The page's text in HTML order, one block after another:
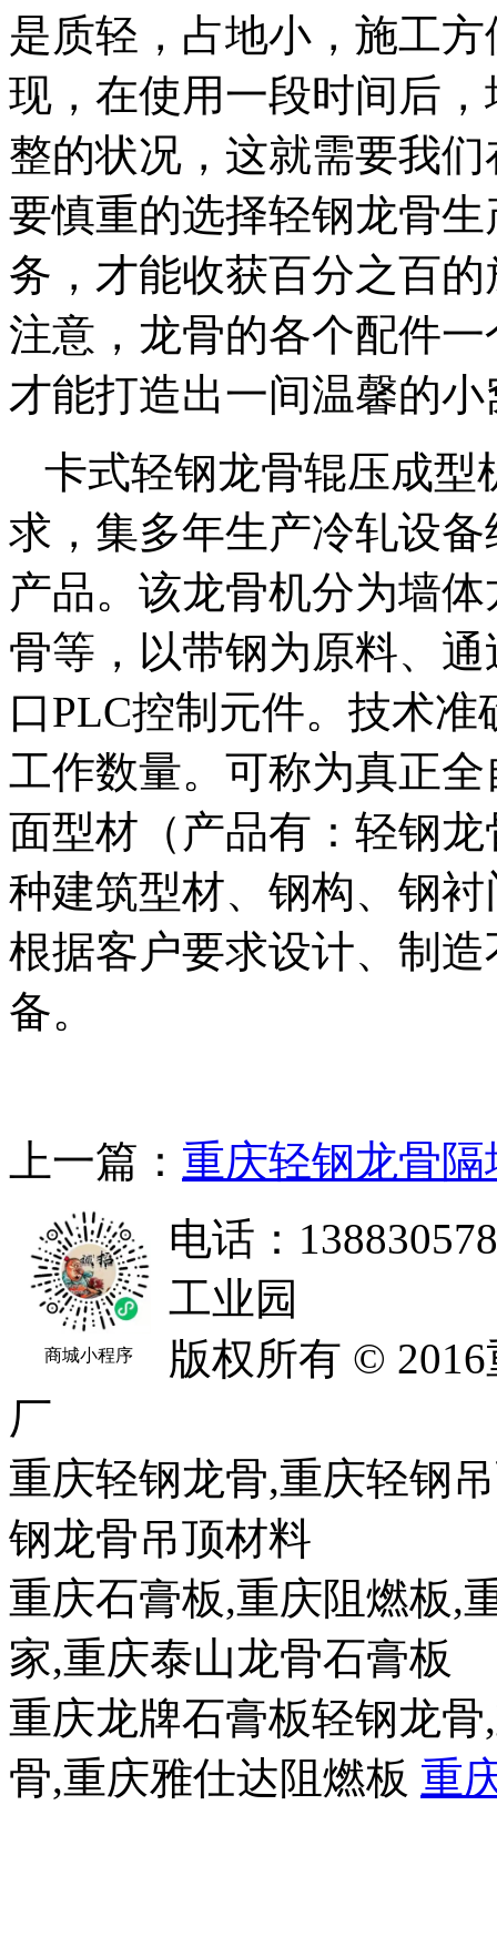
是质轻，占地小，施工
现，在使用一段时间后
整的状况，这就需要我
要慎重的选择轻钢龙骨
务，才能收获百分之百
注意，龙骨的各个配件
才能打造出一间温馨的小
卡式轻钢龙骨辊压成型
求，集多年生产冷轧设
产品。该龙骨机分为墙
骨等，以带钢为原料、
口PLC控制元件。技术
工作数量。可称为真正
面型材（产品有：轻钢
种建筑型材、钢构、钢
根据客户要求设计、制
备。
上一篇： 重庆轻钢龙骨
商城小程序
电话：
工业园
版权所有 ©
厂
重庆轻钢龙骨,重庆轻钢
钢龙骨吊顶材料
重庆石膏板,重庆阻燃板,
家,重庆泰山龙骨石膏板
重庆龙牌石膏板轻钢龙
骨,重庆雅仕达阻燃板 重